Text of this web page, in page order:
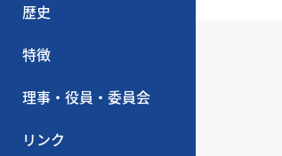
歴史
特徴
理事・役員・委員会
リンク